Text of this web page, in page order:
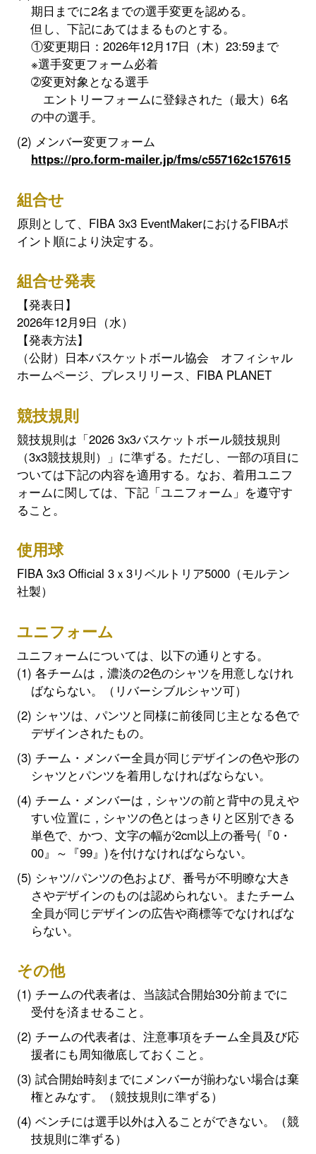
期日までに2名までの選手変更を認める。
但し、下記にあてはまるものとする。
①変更期日：2026年12月17日（木）23:59まで
※選手変更フォーム必着
➁変更対象となる選手
エントリーフォームに登録された（最大）6名
の中の選手。
メンバー変更フォーム
https://pro.form-mailer.jp/fms/c557162c157615
組合せ
原則として、FIBA 3x3 EventMakerにおけるFIBAポ
イント順により決定する。
組合せ発表
【発表日】
2026年12月9日（水）
【発表方法】
（公財）日本バスケットボール協会 オフィシャル
ホームページ、プレスリリース、FIBA PLANET
競技規則
競技規則は「2026 3x3バスケットボール競技規則
（3x3競技規則）」に準ずる。ただし、一部の項目に
ついては下記の内容を適用する。なお、着用ユニフ
ォームに関しては、下記「ユニフォーム」を遵守す
ること。
使用球
FIBA 3x3 Official 3ｘ3リベルトリア5000（モルテン
社製）
ユニフォーム
ユニフォームについては、以下の通りとする。
各チームは，濃淡の2色のシャツを用意しなけれ
ばならない。（リバーシブルシャツ可）
シャツは、パンツと同様に前後同じ主となる色で
デザインされたもの。
チーム・メンバー全員が同じデザインの色や形の
シャツとパンツを着用しなければならない。
チーム・メンバーは，シャツの前と背中の見えや
すい位置に，シャツの色とはっきりと区別できる
単色で、かつ、文字の幅が2cm以上の番号(『0・
00』～『99』)を付けなければならない。
シャツ/パンツの色および、番号が不明瞭な大き
さやデザインのものは認められない。またチーム
全員が同じデザインの広告や商標等でなければな
らない。
その他
チームの代表者は、当該試合開始30分前までに
受付を済ませること。
チームの代表者は、注意事項をチーム全員及び応
援者にも周知徹底しておくこと。
試合開始時刻までにメンバーが揃わない場合は棄
権とみなす。（競技規則に準ずる）
ベンチには選手以外は入ることができない。（競
技規則に準ずる）